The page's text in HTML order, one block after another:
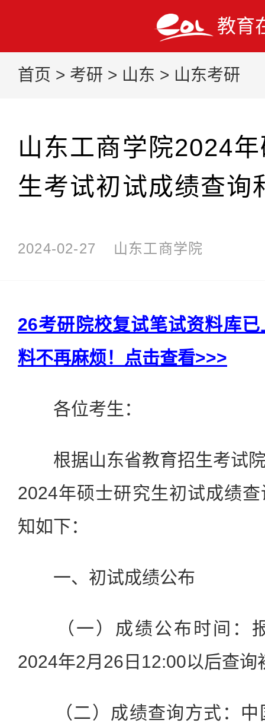
教育
首页 > 考研 > 山东 > 山东考研
山东工商学院2024
生考试初试成绩查询
2024-02-27 山东工商学院
26考研院校复试笔试资料库
料不再麻烦！点击查看>>>
各位考生：
根据山东省教育招生考试院
2024年硕士研究生初试成绩
知如下：
一、初试成绩公布
（一）成绩公布时间：
2024年2月26日12:00以后查询
（二）成绩查询方式：中